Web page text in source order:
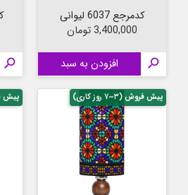
کدمرجع 6037 لیوانی
قیمت
3,400,000 تومان
 افزودن به سبد 
پیش فروش (۳~۷ روز کاری) پیش فروش